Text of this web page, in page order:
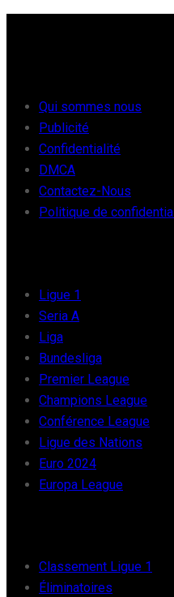
Qui sommes nous
Publicité
Confidentialité
DMCA
Contactez-Nous
Politique de
Ligue 1
Seria A
Liga
Bundesliga
Premier League
Champions League
Conférence League
Ligue des Nations
Euro 2024
Europa League
Classement Ligue 1
Éliminatoires